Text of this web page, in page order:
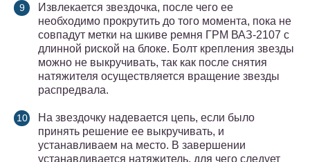
Извлекается звездочка, после чего ее
необходимо прокрутить до того момента, пока не
совпадут метки на шкиве ремня ГРМ ВАЗ-2107 с
длинной риской на блоке. Болт крепления звезды
можно не выкручивать, так как после снятия
натяжителя осуществляется вращение звезды
распредвала.
На звездочку надевается цепь, если было
принять решение ее выкручивать, и
устанавливаем на место. В завершении
устанавливается натяжитель, для чего следует